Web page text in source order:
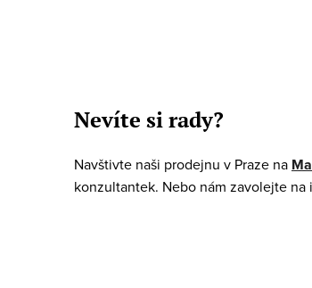
l
á
d
Nevíte si rady?
Navštivte naši prodejnu v Praze na
konzultantek. Nebo nám zavolejte na